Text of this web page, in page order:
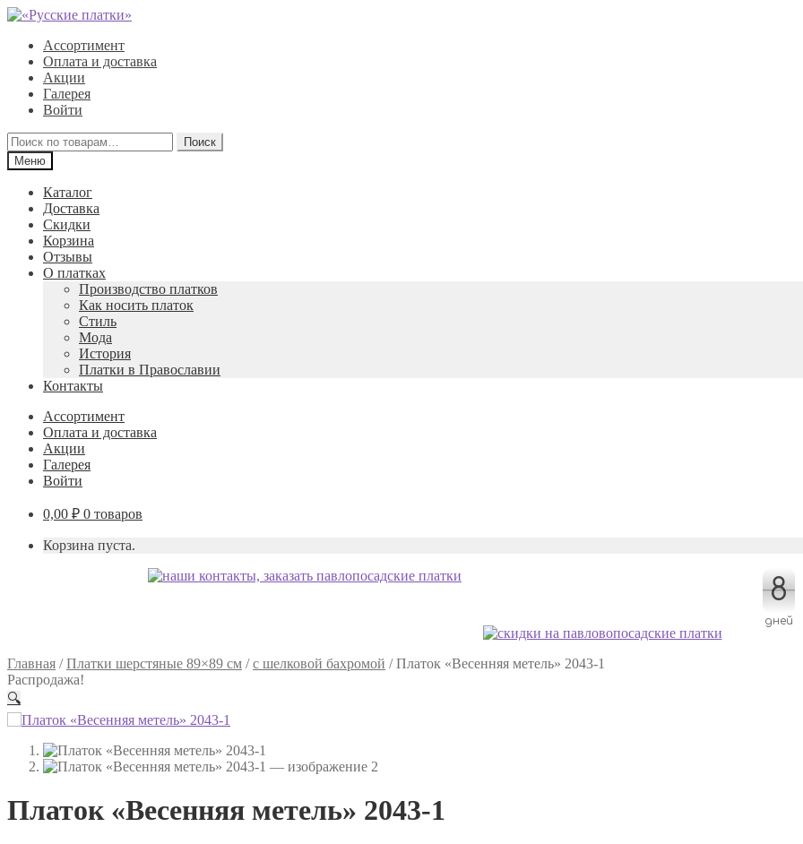
Перейти
навигации
Перейти
содержимому
Ассортимент
Оплата и доставка
Акции
Галерея
Войти
Искать:
Поиск
Меню
Каталог
Доставка
Скидки
Корзина
Отзывы
О платках
Производство платков
Как носить платок
Стиль
Мода
История
Платки в Православии
Контакты
Ассортимент
Оплата и доставка
Акции
Галерея
Войти
0,00 ₽ 0 товаров
Корзина пуста.
8
8
дней
Главная /Платки шерстяные 89×89 см /с шелковой бахромой /Платок «Весенняя метель» 2043-1
Распродажа!
🔍
Платок «Весенняя метель» 2043-1